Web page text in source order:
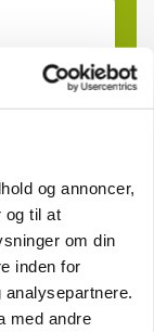
og annoncer,
og til at
om din
inden for
med andre